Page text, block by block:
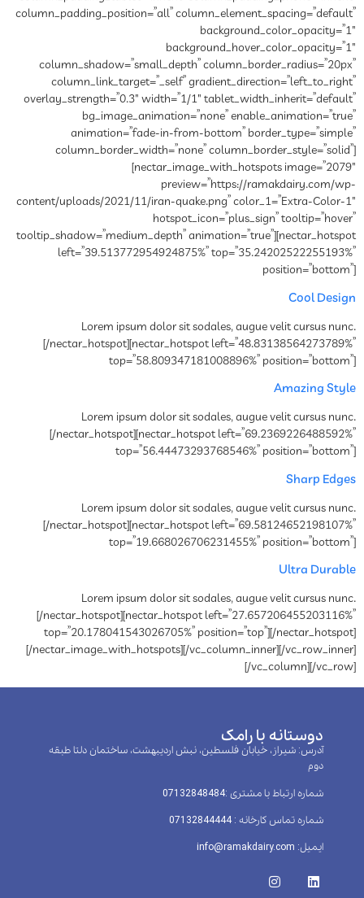
column_padding_position=”all” column_element_spacing=”default”
background_color_opacity=”1″
background_hover_color_opacity=”1″
column_shadow=”small_depth” column_border_radius=”20px”
column_link_target=”_self” gradient_direction=”left_to_right”
overlay_strength=”0.3″ width=”1/1″ tablet_width_inherit=”default”
bg_image_animation=”none” enable_animation=”true”
animation=”fade-in-from-bottom” border_type=”simple”
column_border_width=”none” column_border_style=”solid”]
[nectar_image_with_hotspots image=”2079″
preview=”https://ramakdairy.com/wp-
content/uploads/2021/11/iran-quake.png” color_1=”Extra-Color-1″
hotspot_icon=”plus_sign” tooltip=”hover”
tooltip_shadow=”medium_depth” animation=”true”][nectar_hotspot
left=”39.513772954924875%” top=”35.24202522255193%”
position=”bottom”]
Cool Design
Lorem ipsum dolor sit sodales, augue velit cursus nunc.
[/nectar_hotspot][nectar_hotspot left=”48.83138564273789%”
top=”58.809347181008896%” position=”bottom”]
Amazing Style
Lorem ipsum dolor sit sodales, augue velit cursus nunc.
[/nectar_hotspot][nectar_hotspot left=”69.2369226488592%”
top=”56.44473293768546%” position=”bottom”]
Sharp Edges
Lorem ipsum dolor sit sodales, augue velit cursus nunc.
[/nectar_hotspot][nectar_hotspot left=”69.58124652198107%”
top=”19.668026706231455%” position=”bottom”]
Ultra Durable
Lorem ipsum dolor sit sodales, augue velit cursus nunc.
[/nectar_hotspot][nectar_hotspot left=”27.657206455203116%”
top=”20.178041543026705%” position=”top”][/nectar_hotspot]
[/nectar_image_with_hotspots][/vc_column_inner][/vc_row_inner]
[/vc_column][/vc_row]
دوستانه با رامک
آدرس: شیراز، خیابان فلسطین، نبش اردیبهشت، ساختمان دلتا طبقه
دوم
شماره ارتباط با مشتری :‌07132848484
شماره تماس کارخانه : 07132844444
ایمیل: info@ramakdairy.com